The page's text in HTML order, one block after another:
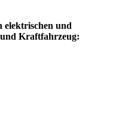
elektrischen und
Kraftfahrzeug: